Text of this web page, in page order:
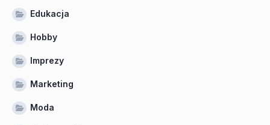
Edukacja
Hobby
Imprezy
Marketing
Moda